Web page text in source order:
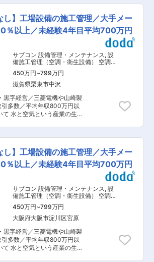
気通貫で取り組んでいただく
複雑な設計については、設計
不問 一気通貫で顧
取り組んでいただくため、
自分の考えを反映させなが
をしたい方はやりがいを感
1〜3か月間
の現場に同席をいただきな
について理解を深めていた
ようにサポートをさせてい
働き方を実現できる！ 原則
！出張も年平均1回ありませ
フプランに併せた働き方が
度の高い業務と高い報酬形
施工管理ができる自由度があ
た給与査定をしているた
万円以上を目指せる環
明治）、電気（三菱電機）、
エレクトロン）など日本を代
様から直接の工事のご依頼い
までプロジェクトの中心に
」「どう動かし続けるか」
水・空気・電気」の設備設
ナンスを一気通貫でサービ
こと 既存
備・空調設備の新築・改
の案件を企画から施工管理
いただきます！ 「お客様と
ら提案し最後まで関わりた
り大きな裁量を持ちたい」方
リング(納期・希望設備・予
き提案)⇒設計⇒積算⇒施工管
気通貫で取り組んでいただく
複雑な設計については、設計
不問 一気通貫で顧
取り組んでいただくため、
自分の考えを反映させなが
をしたい方はやりがいを感
1〜3か月間
の現場に同席をいただきな
について理解を深めていた
ようにサポートをさせてい
働き方を実現できる！ 原則
！出張も年平均1回ありませ
し】工場設備の施工管理／大手メー
％以上／未経験4年目平均700万円
サブコン 設備管理・メンテナンス, 設
備施工管理（空調・衛生設備） 空調・
衛生設備
450万円~799万円
滋賀県栗東市中沢
字経営／三菱電機や山崎製
多数／平均年収800万円以
水と空気という産業の生
明治）、電気（三菱電機）、
エレクトロン）など日本を代
様から直接の工事のご依頼い
までプロジェクトの中心に
」「どう動かし続けるか」
水・空気・電気」の設備設
ナンスを一気通貫でサービ
こと 既存
備・空調設備の新築・改
の案件を企画から施工管理
いただきます！ 「お客様と
ら提案し最後まで関わりた
り大きな裁量を持ちたい」方
リング(納期・希望設備・予
き提案)⇒設計⇒積算⇒施工管
し】工場設備の施工管理／大手メー
％以上／未経験4年目平均700万円
サブコン 設備管理・メンテナンス, 設
備施工管理（空調・衛生設備） 空調・
衛生設備
450万円~799万円
大阪府大阪市淀川区宮原
字経営／三菱電機や山崎製
多数／平均年収800万円以
水と空気という産業の生